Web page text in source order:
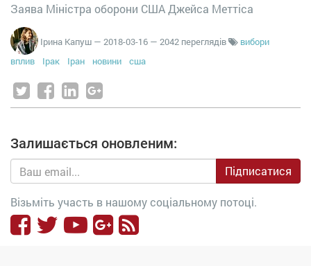
Заява Міністра оборони США Джейса Меттіса
Ірина Капуш — 2018-03-16 — 2042 переглядів
вибори
вплив
Ірак Іран новини сша
Залишається оновленим:
Підписатися
Візьміть участь в нашому соціальному потоці.